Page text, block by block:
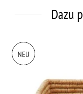
Dazu
NEU